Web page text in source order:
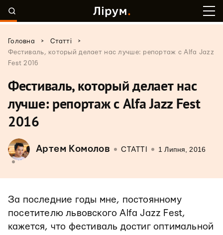
Головна > Статті
>
Фестиваль, который делает нас лучше: репортаж с Alfa Jazz
Fest 2016
Фестиваль, который делает нас
лучше: репортаж с Alfa Jazz Fest
2016
Артем Комолов СТАТТІ 1 Липня, 2016
За последние годы мне, постоянному
посетителю львовского Alfa Jazz Fest,
кажется, что фестиваль достиг оптимальной